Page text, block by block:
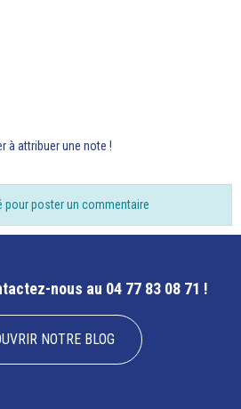
à attribuer une note !
pour poster un commentaire
nous au 04 77 83 08 71 !
NOTRE BLOG